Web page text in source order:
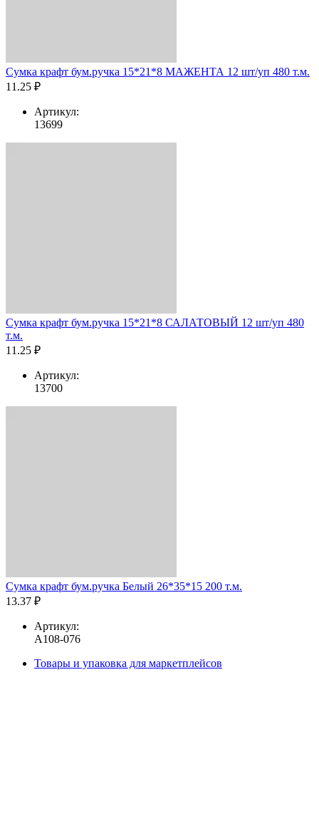
Сумка крафт бум.ручка 15*21*8 МАЖЕНТА 12 шт/уп 480 т.м.
11.25 ₽
Артикул:
13699
Сумка крафт бум.ручка 15*21*8 САЛАТОВЫЙ 12 шт/уп 480
т.м.
11.25 ₽
Артикул:
13700
Сумка крафт бум.ручка Белый 26*35*15 200 т.м.
13.37 ₽
Артикул:
A108-076
Товары и упаковка для маркетплейсов